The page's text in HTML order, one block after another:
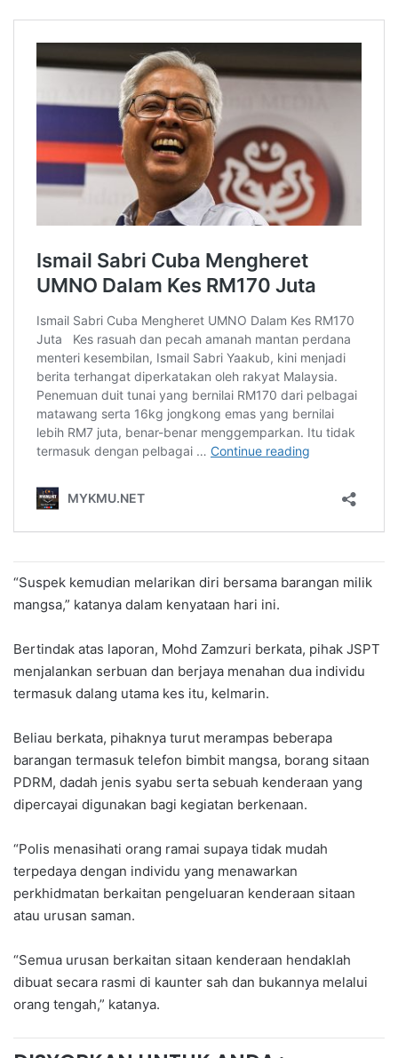
“Suspek kemudian melarikan diri bersama barangan milik
mangsa,” katanya dalam kenyataan hari ini.
Bertindak atas laporan, Mohd Zamzuri berkata, pihak JSPT
menjalankan serbuan dan berjaya menahan dua individu
termasuk dalang utama kes itu, kelmarin.
Beliau berkata, pihaknya turut merampas beberapa
barangan termasuk telefon bimbit mangsa, borang sitaan
PDRM, dadah jenis syabu serta sebuah kenderaan yang
dipercayai digunakan bagi kegiatan berkenaan.
“Polis menasihati orang ramai supaya tidak mudah
terpedaya dengan individu yang menawarkan
perkhidmatan berkaitan pengeluaran kenderaan sitaan
atau urusan saman.
“Semua urusan berkaitan sitaan kenderaan hendaklah
dibuat secara rasmi di kaunter sah dan bukannya melalui
orang tengah,” katanya.